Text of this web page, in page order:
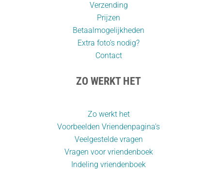
Verzending
Prijzen
Betaalmogelijkheden
Extra foto’s nodig?
Contact
ZO WERKT HET
Zo werkt het
Voorbeelden Vriendenpagina's
Veelgestelde vragen
Vragen voor vriendenboek
Indeling vriendenboek